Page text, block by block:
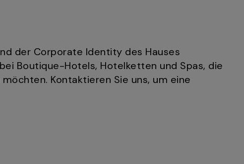
der Corporate Identity des Hauses
Boutique-Hotels, Hotelketten und Spas, die
Kontaktieren Sie uns, um eine